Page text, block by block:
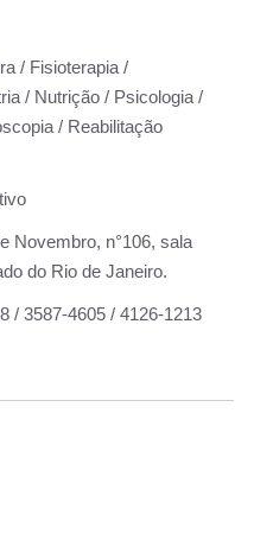
/ Fisioterapia /
/ Nutrição / Psicologia /
/ Reabilitação
Novembro, n°106, sala
do Rio de Janeiro.
/ 3587-4605 / 4126-1213